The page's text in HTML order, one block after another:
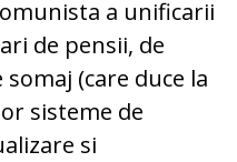
a unificarii
de pensii, de
(care duce la
sisteme de
si